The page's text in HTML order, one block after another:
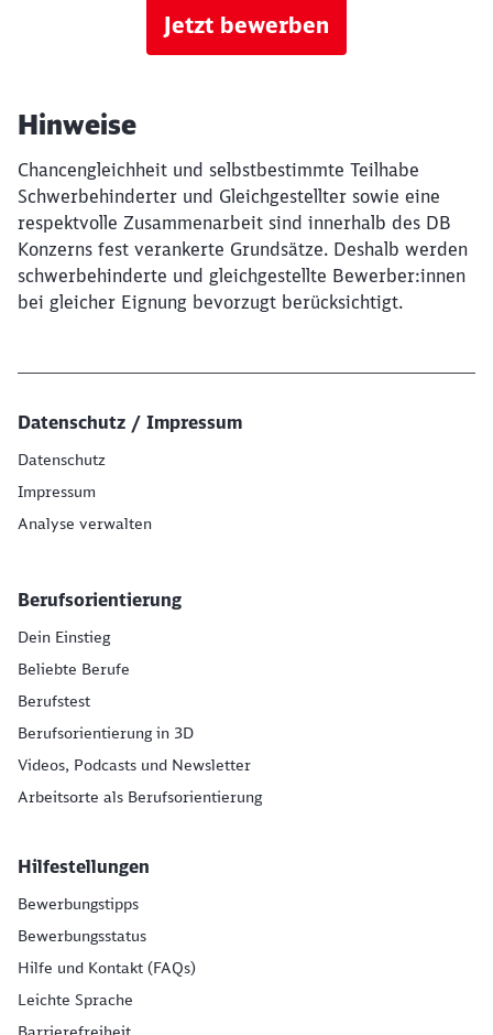
Jetzt bewerben
Hinweise
Chancengleichheit und selbstbestimmte Teilhabe
Schwerbehinderter und Gleichgestellter sowie eine
respektvolle Zusammenarbeit sind innerhalb des DB
Konzerns fest verankerte Grundsätze. Deshalb werden
schwerbehinderte und gleichgestellte Bewerber:innen
bei gleicher Eignung bevorzugt berücksichtigt.
Datenschutz / Impressum
Datenschutz
Impressum
Analyse verwalten
Berufsorientierung
Dein Einstieg
Beliebte Berufe
Berufstest
Berufsorientierung in 3D
Videos, Podcasts und Newsletter
Arbeitsorte als Berufsorientierung
Hilfestellungen
Bewerbungstipps
Bewerbungsstatus
Hilfe und Kontakt (FAQs)
Leichte Sprache